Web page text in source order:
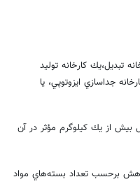
تبديل،‌يك كارخانه توليد
جداسازي ايزوتوپي، يا
از يك كيلوگرم مؤثر در آن
برحسب تعداد بسته‌هاي مواد